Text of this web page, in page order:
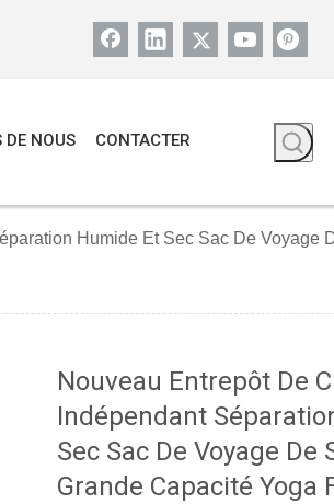
DE NOUS CONTACTER
Humide Et Sec Sac De Voyage
Nouveau Entrepôt De
Indépendant
Sec Sac De Voyage
Grande Capacité Yoga